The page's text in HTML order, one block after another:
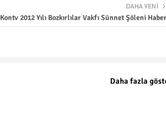
DAHA YENI
Kontv 2012 Yılı Bozkırlılar Vakfı Sünnet Şöleni
Daha fazla